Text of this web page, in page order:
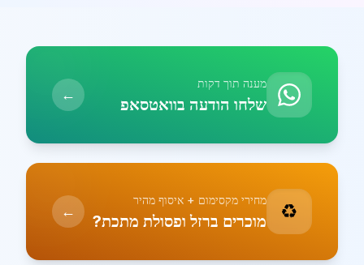
מענה תוך דקות
שלחו הודעה בוואטסאפ ←
♻️ מחירי מקסימום + איסוף מהיר
מוכרים ברזל ופסולת מתכת? ←